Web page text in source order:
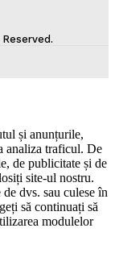
și anunțurile,
analiza traficul. De
de publicitate și de
site-ul nostru.
dvs. sau culese în
să continuați să
modulelor